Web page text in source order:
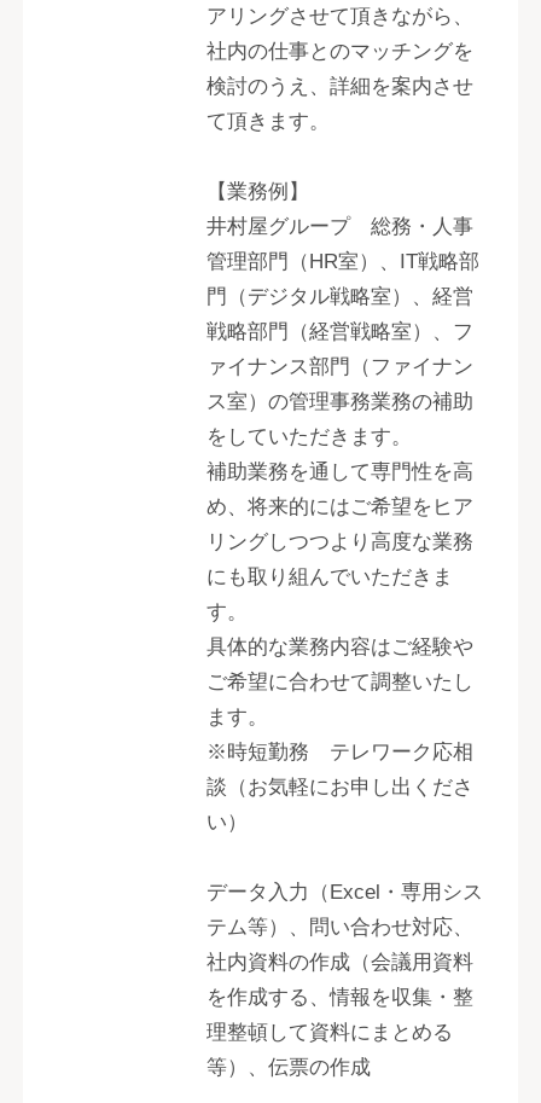
アリングさせて頂きながら、
社内の仕事とのマッチングを
検討のうえ、詳細を案内させ
て頂きます。
【業務例】
井村屋グループ 総務・人事
管理部門（HR室）、IT戦略部
門（デジタル戦略室）、経営
戦略部門（経営戦略室）、フ
ァイナンス部門（ファイナン
ス室）の管理事務業務の補助
をしていただきます。
補助業務を通して専門性を高
め、将来的にはご希望をヒア
リングしつつより高度な業務
にも取り組んでいただきま
す。
具体的な業務内容はご経験や
ご希望に合わせて調整いたし
ます。
※時短勤務 テレワーク応相
談（お気軽にお申し出くださ
い）
データ入力（Excel・専用シス
テム等）、問い合わせ対応、
社内資料の作成（会議用資料
を作成する、情報を収集・整
理整頓して資料にまとめる
等）、伝票の作成